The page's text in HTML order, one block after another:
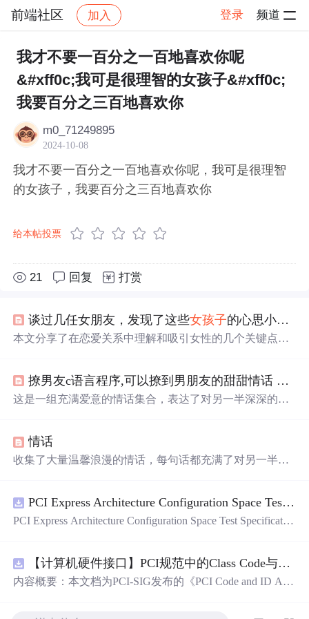
前端社区 加入 登录 频道
社区 前端社区 感慨 帖子详情
我才不要一百分之一百地喜欢你呢
&#xff0c;我可是很理智的女孩子&#xff0c;
我要百分之三百地喜欢你
m0_71249895
2024-10-08
我才不要一百分之一百地喜欢你呢，我可是很理智
的女孩子，我要百分之三百地喜欢你
给本帖投票
21 回复 打赏
谈过几任女朋友，发现了这些女孩子的心思小秘密
本文分享了在恋爱关系中理解和吸引女性的几个关键点，
撩男友c语言程序,可以撩到男朋友的甜甜情话 撩到男生心动的情话大全
这是一组充满爱意的情话集合，表达了对另一半深深的喜
说着陪伴、守护和无尽的爱恋。
情话
收集了大量温馨浪漫的情话，每句话都充满了对另一半深
PCI Express Architecture Configuration Space Test Specification Revision 5.0, Version 1.0 (CB).pdf
PCI Express Architecture Configuration Space Test Specificatio
【计算机硬件接口】PCI规范中的Class Code与Capability ID分配：设备功能分类及扩展能力标识系统设计
内容概要：本文档为PCI-SIG发布的《PCI Code and ID Assi